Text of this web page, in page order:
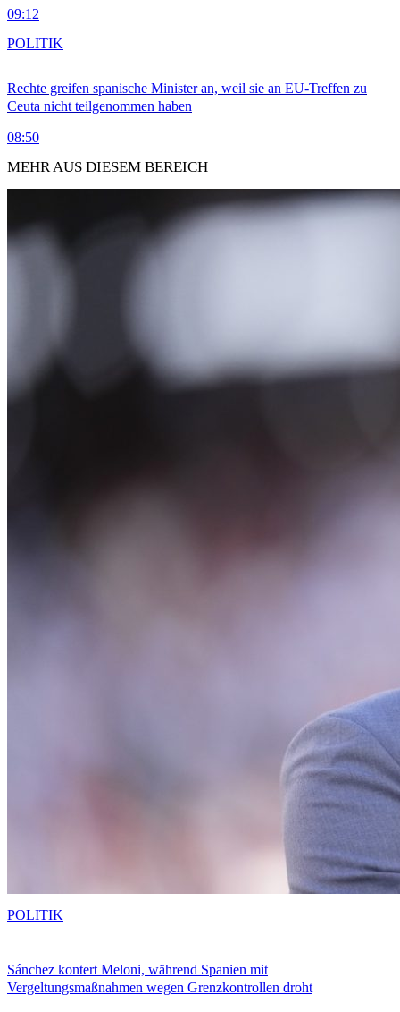
09:12
Rechte greifen spanische Minister an, weil sie an EU-Treffen zu
Ceuta nicht teilgenommen haben
08:50
POLITIK
MEHR AUS DIESEM BEREICH
Sánchez kontert Meloni, während Spanien mit
Vergeltungsmaßnahmen wegen Grenzkontrollen droht
POLITIK